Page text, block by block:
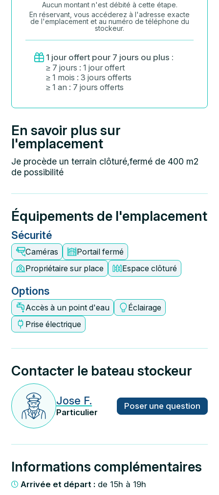
En savoir plus sur
l'emplacement
Je procède un terrain clôturé,fermé de 400 m2
de possibilité
Équipements de l'emplacement
Sécurité
Caméras
Portail fermé
Propriétaire sur place
Espace clôturé
Options
Accès à un point d'eau
Éclairage
Prise électrique
Contacter le bateau stockeur
Jose F.
Particulier
Poser une question
Informations complémentaires
Arrivée et départ : de 15h à 19h
Aucun montant n'est débité à cette étape.
En réservant, vous accéderez à l'adresse exacte
de l'emplacement et au numéro de téléphone du
stockeur.
1 jour offert pour 7 jours ou plus :
≥ 7 jours : 1 jour offert
≥ 1 mois : 3 jours offerts
≥ 1 an : 7 jours offerts